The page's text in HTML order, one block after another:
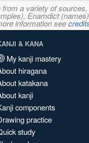
a variety of
Enamdict
information see
& KANA
My kanji mastery
hiragana
katakana
kanji
components
practice
study